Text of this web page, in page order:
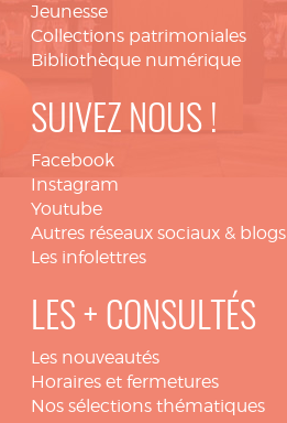
Jeunesse
Collections patrimoniales
Bibliothèque numérique
SUIVEZ NOUS !
Facebook
Instagram
Youtube
Autres réseaux sociaux & blogs
Les infolettres
LES + CONSULTÉS
Les nouveautés
Horaires et fermetures
Nos sélections thématiques